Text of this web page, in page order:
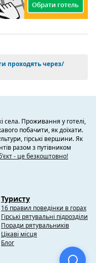
проходять через/
села. Проживання у готелі,
побачити, як доїхати.
гірські вершини. Як
разом з путівником
- це безкоштовно!
Туристу
16 правил поведінки в горах
Гірські рятувальні підрозділи
Поради рятувальників
Цікаві місця
Блог